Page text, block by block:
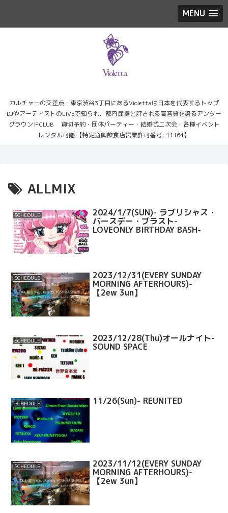
MENU
カルチャーの交差点・東京渋谷3丁目にあるViolettaは日本を代表するトップ
DJやアーティストのLIVEで知られ、都内屈指と評される高音質を誇るアンダー
グラウンドCLUB 貸切予約・団体パーティー・結婚式二次会・各種イベント
レンタル可能 【特定遊興飲食店営業許可番号: 11164】
ALLMIX
SCHEDULE 2024/1/7(SUN)- ラブリシャス・
バースデー・ブラスト-
LOVEONLY BIRTHDAY BASH-
SCHEDULE 2023/12/31(EVERY SUNDAY
MORNING AFTERHOURS)-
【2ew 3un】
SCHEDULE 2023/12/28(Thu)オールナイト-
SOUND SPACE
SCHEDULE 11/26(Sun)- REUNITED
SCHEDULE 2023/11/12(EVERY SUNDAY
MORNING AFTERHOURS)-
【2ew 3un】